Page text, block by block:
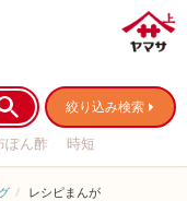
絞り込み検索
ぽん酢
時短
レシピまんが